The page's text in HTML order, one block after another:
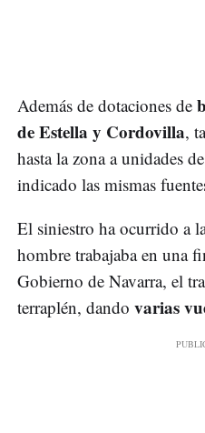
Además de dotaciones de
de Estella y Cordovilla,
hasta la zona a unidades
indicado las mismas
El siniestro ha ocurrido a
hombre trabajaba en una
Gobierno de Navarra, el
terraplén, dando varias